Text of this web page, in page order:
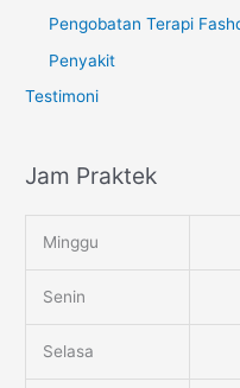
Pengobatan Terapi
Penyakit
Testimoni
Jam Praktek
Minggu
Senin
Selasa